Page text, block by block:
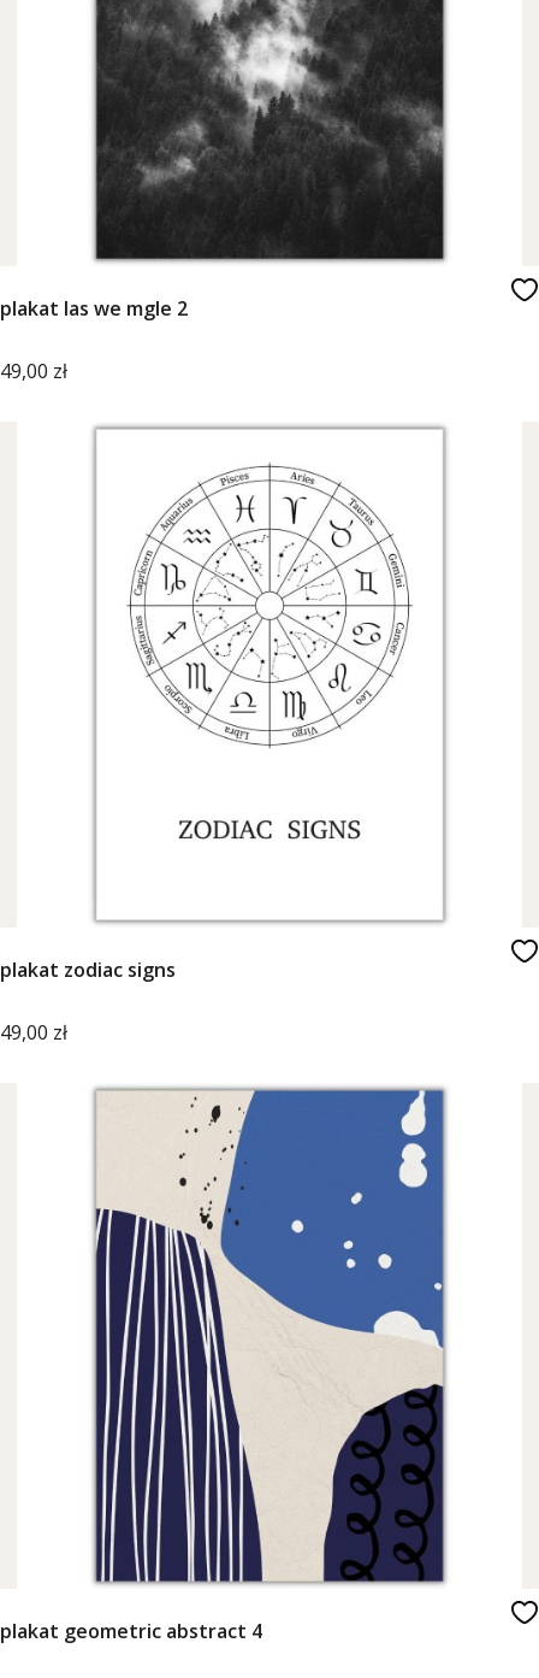
plakat las we mgle 2
Cena
49,00 zł
plakat zodiac signs
Cena
49,00 zł
plakat geometric abstract 4